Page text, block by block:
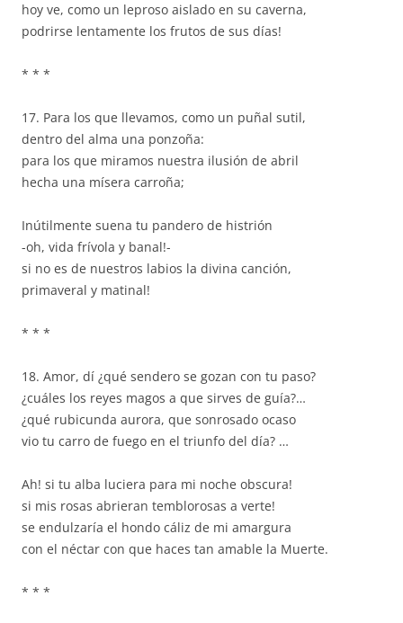
hoy ve, como un leproso aislado en su caverna,
podrirse lentamente los frutos de sus días!
* * *
17. Para los que llevamos, como un puñal sutil,
dentro del alma una ponzoña:
para los que miramos nuestra ilusión de abril
hecha una mísera carroña;
Inútilmente suena tu pandero de histrión
-oh, vida frívola y banal!-
si no es de nuestros labios la divina canción,
primaveral y matinal!
* * *
18. Amor, dí ¿qué sendero se gozan con tu paso?
¿cuáles los reyes magos a que sirves de guía?…
¿qué rubicunda aurora, que sonrosado ocaso
vio tu carro de fuego en el triunfo del día? …
Ah! si tu alba luciera para mi noche obscura!
si mis rosas abrieran temblorosas a verte!
se endulzaría el hondo cáliz de mi amargura
con el néctar con que haces tan amable la Muerte.
* * *